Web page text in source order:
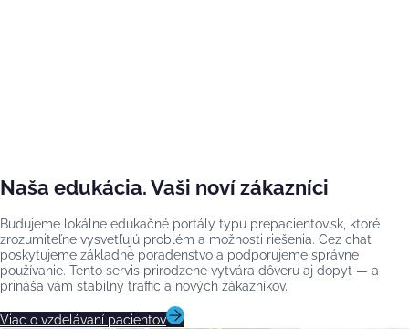
Naša edukácia. Vaši noví zákazníci
Budujeme lokálne edukačné portály typu prepacientov.sk, ktoré
zrozumiteľne vysvetľujú problém a možnosti riešenia. Cez chat
poskytujeme základné poradenstvo a podporujeme správne
používanie. Tento servis prirodzene vytvára dôveru aj dopyt — a
prináša vám stabilný traffic a nových zákazníkov.
Viac o vzdelávaní pacientov